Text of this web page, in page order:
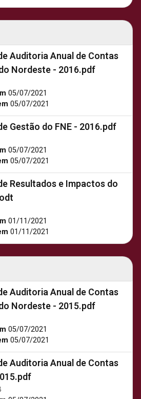
Auditoria Anual de Contas
Nordeste - 2016.pdf
05/07/2021
05/07/2021
Gestão do FNE - 2016.pdf
05/07/2021
05/07/2021
Resultados e Impactos do
01/11/2021
01/11/2021
Auditoria Anual de Contas
Nordeste - 2015.pdf
05/07/2021
05/07/2021
Auditoria Anual de Contas